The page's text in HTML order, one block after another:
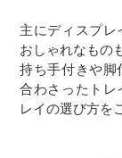
主にディスプレ
おしゃれなもの
持ち手付きや脚
合わさったトレ
レイの選び方を